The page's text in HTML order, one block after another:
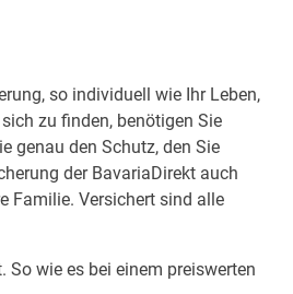
so individuell wie Ihr Leben,
zu finden, benötigen Sie
genau den Schutz, den Sie
der BavariaDirekt auch
Familie. Versichert sind alle
So wie es bei einem preiswerten